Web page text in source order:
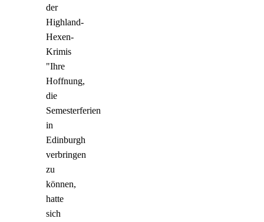
der
Highland-
Hexen-
Krimis
"Ihre
Hoffnung,
die
Semesterferien
in
Edinburgh
verbringen
zu
können,
hatte
sich